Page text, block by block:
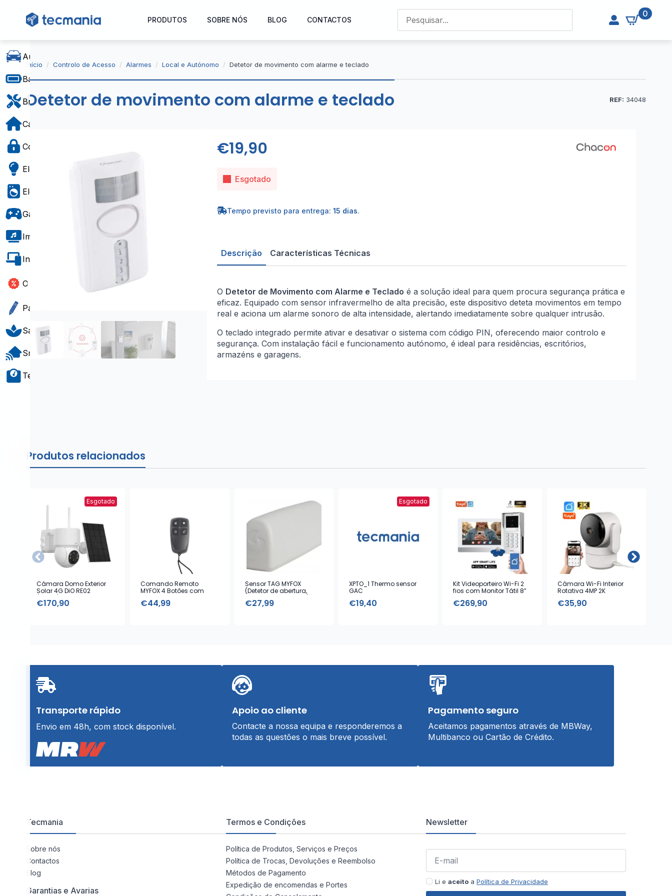
PRODUTOS SOBRE NÓS BLOG CONTACTOS
0
Baterias e Alimentação
Bricolage
Saúde e Bem-Estar
Smart Home
Início Controlo de Acesso Alarmes Local e Autónomo Detetor de movimento com alarme e teclado
Detetor de movimento com alarme e teclado REF: 34048
€19,90
Esgotado
Tempo previsto para entrega: 15 dias.
Descrição Características Técnicas
O Detetor de Movimento com Alarme e Teclado é a solução ideal para quem procura segurança prática e
eficaz. Equipado com sensor infravermelho de alta precisão, este dispositivo deteta movimentos em tempo
real e aciona um alarme sonoro de alta intensidade, alertando imediatamente sobre qualquer intrusão.
O teclado integrado permite ativar e desativar o sistema com código PIN, oferecendo maior controlo e
segurança. Com instalação fácil e funcionamento autónomo, é ideal para residências, escritórios,
armazéns e garagens.
Produtos relacionados
Esgotado
Câmara Domo Exterior
Solar 4G DiO RE02
€170,90
Comando Remoto
MYFOX 4 Botões com
€44,99
Sensor TAG MYFOX
(Detetor de abertura,
€27,99
Esgotado
XPTO_1 Thermo sensor
GAC
€19,40
Kit Videoporteiro Wi-Fi 2
fios com Monitor Tátil 8”
€269,90
Câmara Wi-Fi Interior
Rotativa 4MP 2K
€35,90
Transporte rápido
Envio em 48h, com stock disponível.
Apoio ao cliente
Contacte a nossa equipa e responderemos a
todas as questões o mais breve possível.
Pagamento seguro
Aceitamos pagamentos através de MBWay,
Multibanco ou Cartão de Crédito.
Tecmania
Sobre nós
Contactos
Blog
Garantias e Avarias
Termos e Condições
Política de Produtos, Serviços e Preços
Política de Trocas, Devoluções e Reembolso
Métodos de Pagamento
Expedição de encomendas e Portes
Newsletter
Li e aceitoa Política de Privacidade